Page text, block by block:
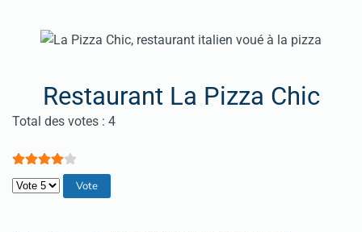
Restaurant La Pizza Chic
Vote utilisateur:4/
Total des votes : 4
Veuillez voter